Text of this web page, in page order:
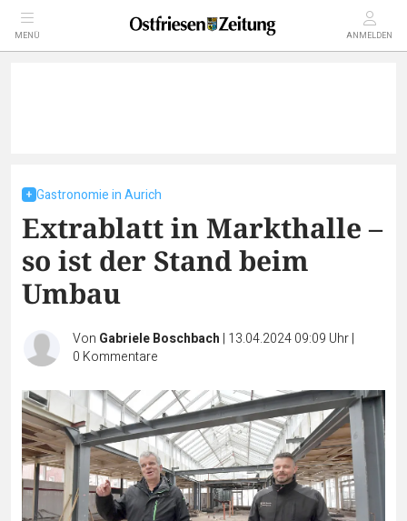
MENÜ ANMELDEN
Gastronomie in Aurich
Extrablatt in Markthalle –
so ist der Stand beim
Umbau
Von Gabriele Boschbach | 13.04.2024 09:09 Uhr|
0 Kommentare